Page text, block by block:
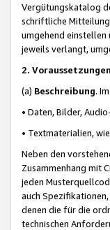
Vergütungskatalog
schriftliche Mitteilung
umgehend einstellen
jeweils verlangt,
2.
(a) Beschreibung.
• Daten, Bilder,
• Textmaterialien,
Neben den
Zusammenhang mit
jeden
auch
denen die für die
technischen